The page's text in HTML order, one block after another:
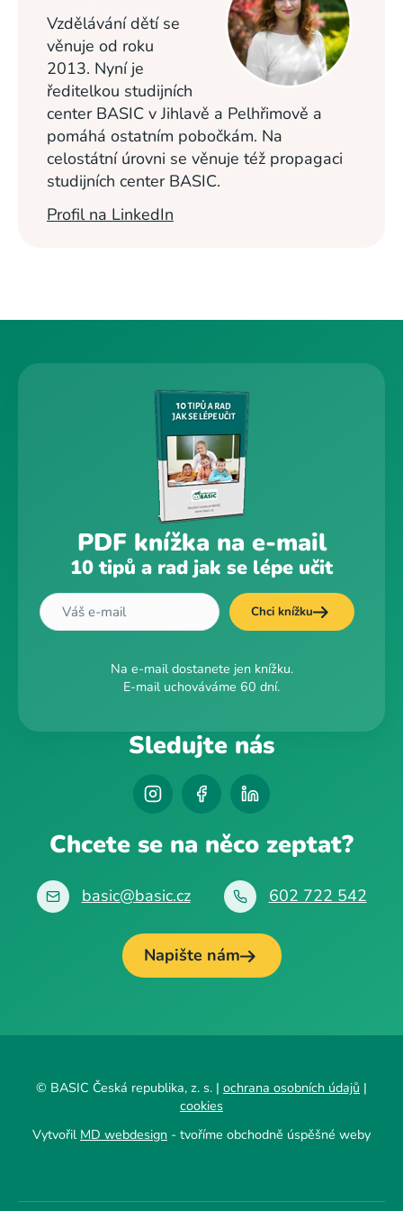
Vzdělávání dětí se
věnuje od roku
2013. Nyní je
ředitelkou studijních
center BASIC v Jihlavě a Pelhřimově a
pomáhá ostatním pobočkám. Na
celostátní úrovni se věnuje též propagaci
studijních center BASIC.
Profil na LinkedIn
PDF knížka na e-mail
10 tipů a rad jak se lépe učit
Chci knížku
Na e-mail dostanete jen knížku.
E-mail uchováváme 60 dní.
Sledujte nás
Chcete se na něco zeptat?
basic@basic.cz 602 722 542
Napište nám
© BASIC Česká republika, z. s. | ochrana osobních údajů |
cookies
Vytvořil MD webdesign - tvoříme obchodně úspěšné weby